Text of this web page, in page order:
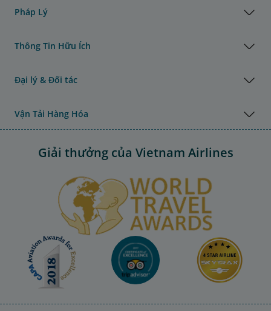
Pháp Lý
Thông Tin Hữu Ích
Đại lý & Đối tác
Vận Tải Hàng Hóa
Giải thưởng của Vietnam Airlines